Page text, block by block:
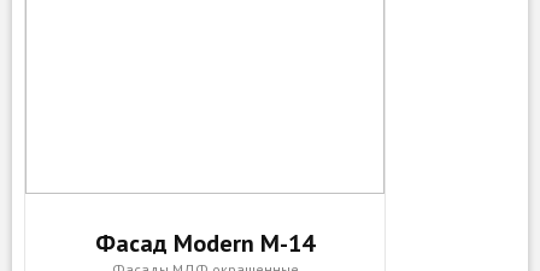
Фасад Modern M-14